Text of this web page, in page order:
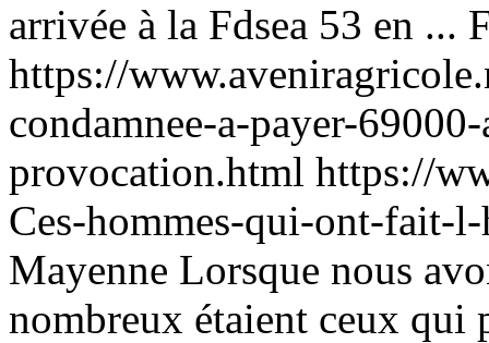
arrivée à la Fdsea 53 en ...
https://
condamnee-a-payer-
provocation.html https://
Ces-hommes-qui-ont-fait-
Mayenne Lorsque nous
nombreux étaient ceux qui